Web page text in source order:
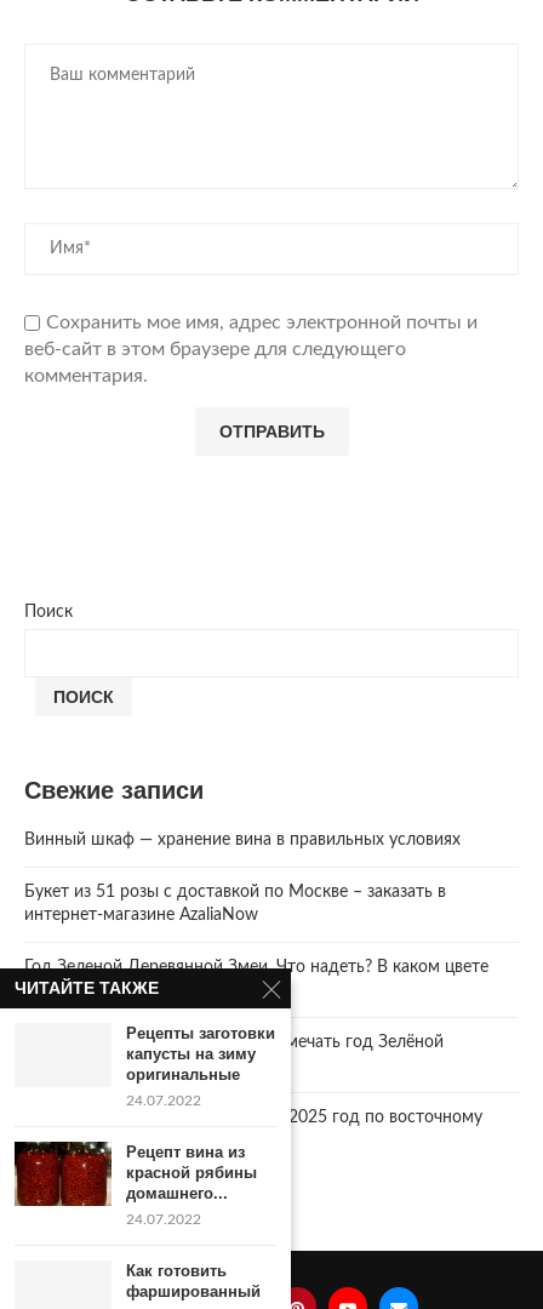
Сохранить мое имя, адрес электронной почты и
веб-сайт в этом браузере для следующего
комментария.
Поиск
ПОИСК
Свежие записи
Винный шкаф — хранение вина в правильных условиях
Букет из 51 розы с доставкой по Москве – заказать в
интернет-магазине AzaliaNow
Год Зеленой Деревянной Змеи. Что надеть? В каком цвете
встречать 2025 Новый год.
2025 год. Где и как правильно отмечать год Зелёной
Деревянной Змеи
Что год грядущий нам готовит… 2025 год по восточному
календарю.
ЧИТАЙТЕ ТАКЖЕ
Рецепты заготовки
капусты на зиму
оригинальные
24.07.2022
Рецепт вина из
красной рябины
домашнего...
24.07.2022
Как готовить
фаршированный